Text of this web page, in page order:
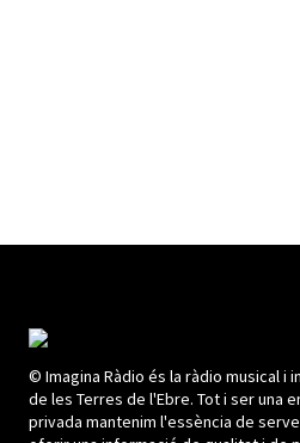
© Imagina Ràdio és la ràdio musical i
de les Terres de l'Ebre. Tot i ser una
privada mantenim l'essència de